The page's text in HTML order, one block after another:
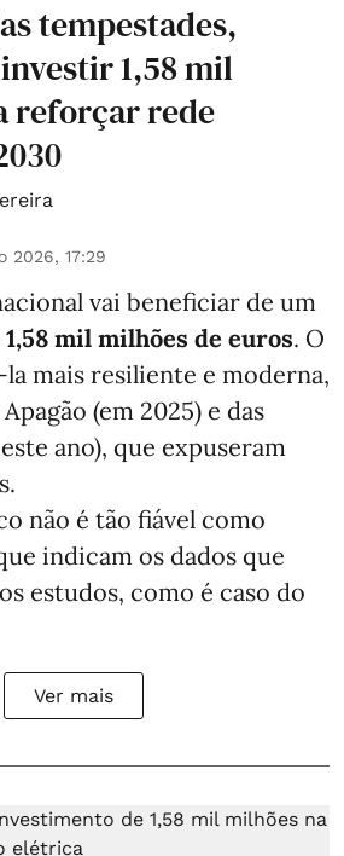
tempestades,
1,58 mil
reforçar rede
2026, 17:29
vai beneficiar de um
1,58 mil milhões de euros. O
mais resiliente e moderna,
(em 2025) e das
ano), que expuseram
não é tão fiável como
indicam os dados que
estudos, como é caso do
Ver mais